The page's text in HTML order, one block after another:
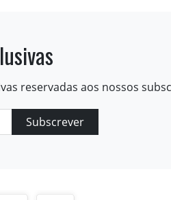
reservadas aos nossos
Subscrever